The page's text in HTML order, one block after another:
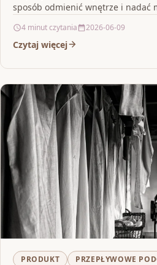
sposób odmienić wnętrze i nadać
4 minut czytania 2026-06-09
Czytaj więcej
PRODUKT
PRZEPŁYWOWE